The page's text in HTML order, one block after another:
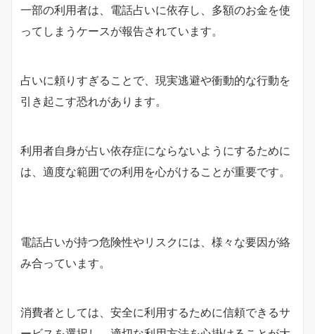
一部の利用者は、電話占いに依存し、多額のお金を使
ってしまうケースが報告されています。
占いに頼りすぎることで、現実逃避や衝動的な行動を
引き起こす恐れがあります。
利用者自身が占い依存症にならないようにするために
は、適度な範囲での利用を心がけることが重要です。
電話占いが持つ危険性やリスクには、様々な要因が絡
み合っています。
消費者としては、安全に利用するために信頼できるサ